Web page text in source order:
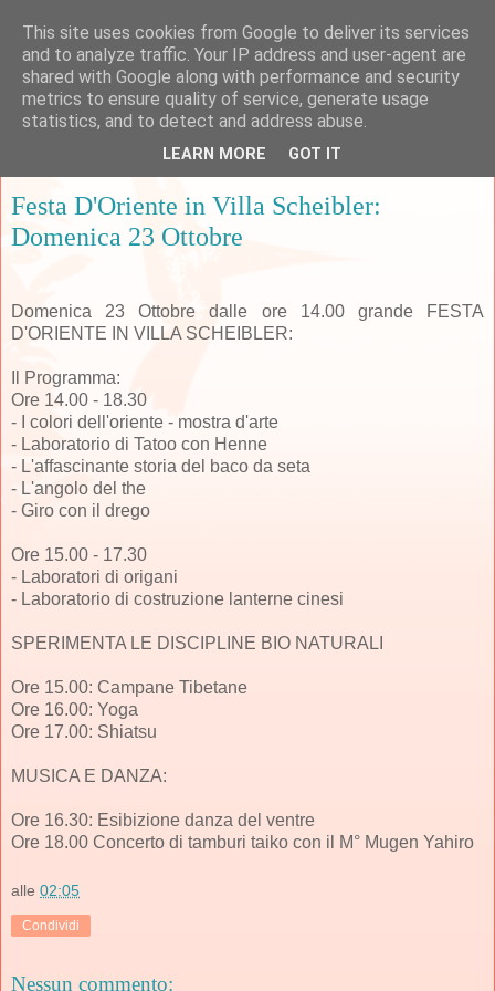
Festa D'Oriente in Villa Scheibler:
Domenica 23 Ottobre
Domenica 23 Ottobre dalle ore 14.00 grande FESTA
D'ORIENTE IN VILLA SCHEIBLER:
Il Programma:
Ore 14.00 - 18.30
- I colori dell'oriente - mostra d'arte
- Laboratorio di Tatoo con Henne
- L'affascinante storia del baco da seta
- L'angolo del the
- Giro con il drego
Ore 15.00 - 17.30
- Laboratori di origani
- Laboratorio di costruzione lanterne cinesi
SPERIMENTA LE DISCIPLINE BIO NATURALI
Ore 15.00: Campane Tibetane
Ore 16.00: Yoga
Ore 17.00: Shiatsu
MUSICA E DANZA:
Ore 16.30: Esibizione danza del ventre
Ore 18.00 Concerto di tamburi taiko con il M° Mugen Yahiro
alle 02:05
Condividi
Nessun commento:
This site uses cookies from Google to deliver its services
and to analyze traffic. Your IP address and user-agent are
shared with Google along with performance and security
metrics to ensure quality of service, generate usage
statistics, and to detect and address abuse.
LEARN MORE GOT IT